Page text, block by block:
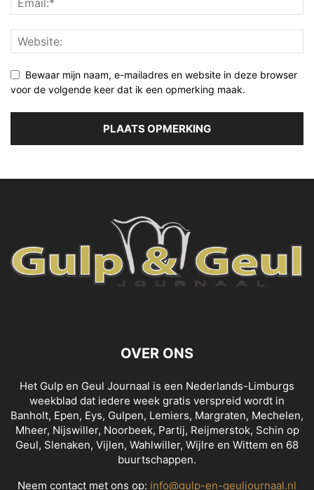
Bewaar mijn naam, e-mailadres en website in deze browser
voor de volgende keer dat ik een opmerking maak.
OVER ONS
Het Gulp en Geul Journaal is een Nederlands-Limburgs
weekblad dat iedere week gratis verspreid wordt in
Banholt, Epen, Eys, Gulpen, Lemiers, Margraten, Mechelen,
Mheer, Nijswiller, Noorbeek, Partij, Reijmerstok, Schin op
Geul, Slenaken, Vijlen, Wahlwiller, Wijlre en Wittem en 68
buurtschappen.
Neem contact met ons op: info@gulp-en-geuljournaal.nl